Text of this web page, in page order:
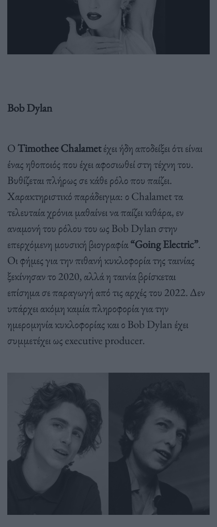
Bob Dylan
Ο Timothee Chalametέχει ήδη αποδείξει ότι είναι
ένας ηθοποιός που έχει αφοσιωθεί στη τέχνη του.
Βυθίζεται πλήρως σε κάθε ρόλο που παίζει.
Χαρακτηριστικό παράδειγμα: ο Chalamet τα
τελευταία χρόνια μαθαίνει να παίζει κιθάρα, εν
αναμονή του ρόλου του ως Bob Dylan στην
επερχόμενη μουσική βιογραφία“Going Electric”.
Οι φήμες για την πιθανή κυκλοφορία της ταινίας
ξεκίνησαν το 2020, αλλά η ταινία βρίσκεται
επίσημα σε παραγωγή από τις αρχές του 2022. Δεν
υπάρχει ακόμη καμία πληροφορία για την
ημερομηνία κυκλοφορίας και ο Bob Dylan έχει
συμμετέχει ως executive producer.